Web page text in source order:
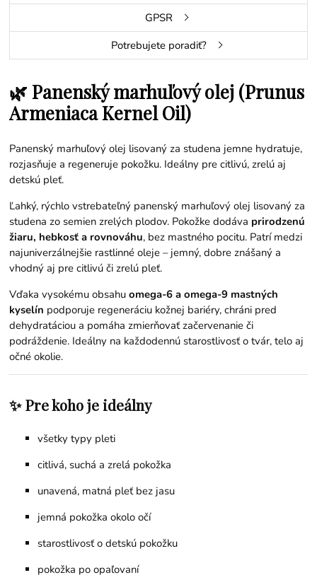
GPSR
Potrebujete poradiť?
🌿 Panenský marhuľový olej (Prunus
Armeniaca Kernel Oil)
Panenský marhuľový olej lisovaný za studena jemne hydratuje,
rozjasňuje a regeneruje pokožku. Ideálny pre citlivú, zrelú aj
detskú pleť.
Ľahký, rýchlo vstrebateľný panenský marhuľový olej lisovaný za
studena zo semien zrelých plodov. Pokožke dodáva prirodzenú
žiaru, hebkosť a rovnováhu, bez mastného pocitu. Patrí medzi
najuniverzálnejšie rastlinné oleje – jemný, dobre znášaný a
vhodný aj pre citlivú či zrelú pleť.
Vďaka vysokému obsahuomega-6 a omega-9 mastných
kyselín podporuje regeneráciu kožnej bariéry, chráni pred
dehydratáciou a pomáha zmierňovať začervenanie či
podráždenie. Ideálny na každodennú starostlivosť o tvár, telo aj
očné okolie.
✨ Pre koho je ideálny
všetky typy pleti
citlivá, suchá a zrelá pokožka
unavená, matná pleť bez jasu
jemná pokožka okolo očí
starostlivosť o detskú pokožku
pokožka po opaľovaní